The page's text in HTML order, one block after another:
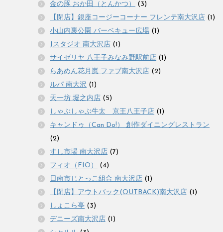
金の豚 おか田（とんかつ）
(3)
【閉店】銀座コージーコーナー フレンテ南大沢店 (1)
小山内裏公園 バーベキュー広場 (1)
Jスタジオ 南大沢店 (1)
サイゼリヤ 八王子みなみ野駅前店 (1)
らあめん花月嵐 ファブ南大沢店 (2)
ルパ 南大沢 (1)
天一坊 堀之内店 (5)
しゃぶしゃぶ牛太 京王八王子店 (1)
キャンドゥ（Can Do!） 創作ダイニングレストラン
(2)
すし市場 南大沢店 (7)
フィオ（FIO）
(4)
日南市じとっこ組合 南大沢店 (1)
【閉店】アウトバック(OUTBACK)南大沢店 (1)
しょこら亭 (3)
デニーズ南大沢店 (1)